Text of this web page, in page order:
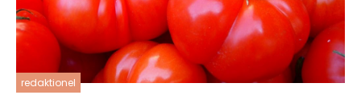
redaktionel